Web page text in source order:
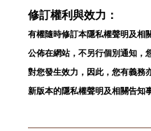
修訂權利與效力：
有權隨時修訂本隱私權聲明及相
公佈在網站，不另行個別通知，
對您發生效力，因此，您有義務
新版本的隱私權聲明及相關告知